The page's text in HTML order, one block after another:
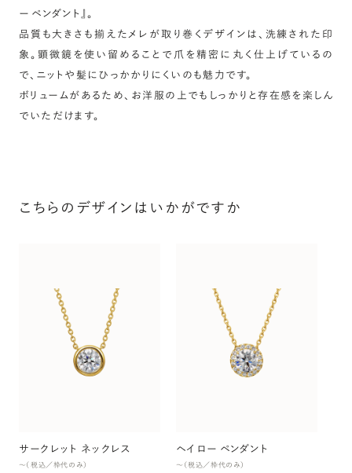
ー ペンダント』。
品質も大きさも揃えたメレが取り巻くデザインは、洗練された印
象。顕微鏡を使い留めることで爪を精密に丸く仕上げているの
で、ニットや髪にひっかかりにくいのも魅力です。
ボリュームがあるため、お洋服の上でもしっかりと存在感を楽しん
でいただけます。
こちらのデザインはいかがですか
サークレット ネックレス
〜（税込／枠代のみ）
ヘイロー ペンダント
〜（税込／枠代のみ）